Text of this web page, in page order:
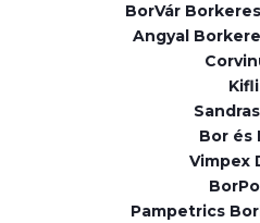
BorVár
Angyal
Kifli
Bor és
Vimpex
Pampetrics